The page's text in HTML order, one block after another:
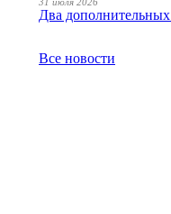
Два
Все новости